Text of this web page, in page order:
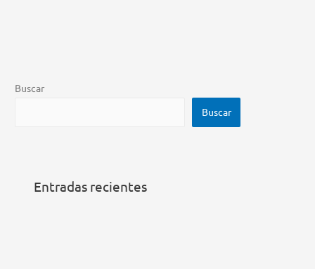
Buscar
Buscar
Entradas recientes